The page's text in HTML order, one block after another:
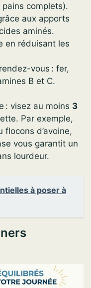
pains complets).
aux apports
aminés.
en réduisant les
vous : fer,
B et C.
: visez au moins 3
Par exemple,
d’avoine,
vous garantit un
lourdeur.
à poser à